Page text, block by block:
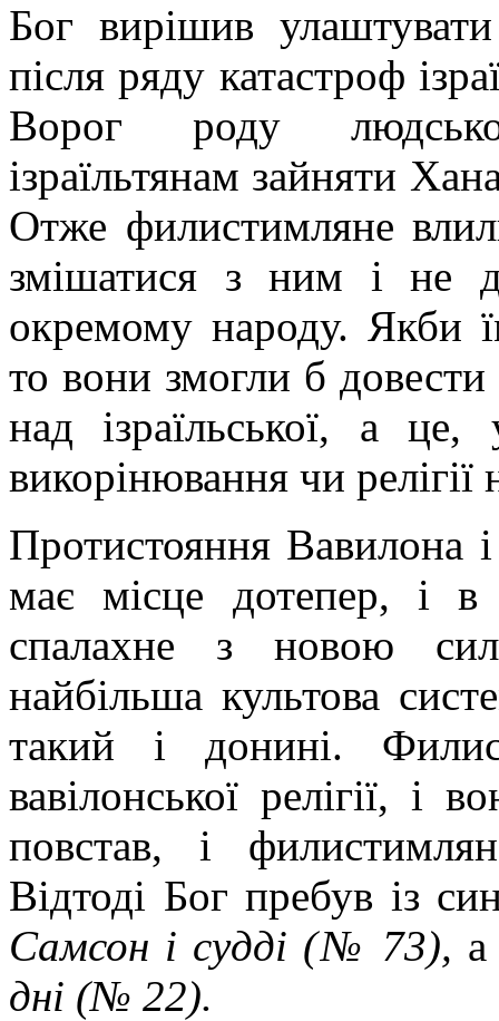
Бог вирішив
після ряду катастроф
Ворог роду
ізраїльтянам зайняти
Отже филистимляне
змішатися з ним і не
окремому народу. Якби
то вони змогли б довести
над ізраїльської, а
викорінювання чи
Протистояння Вавилона
має місце дотепер, і
спалахне з новою
найбільша культова
такий і донині.
вавілонської релігії, і
повстав, і
Відтоді Бог пребув із
Самсон і судді (№ 73),
дні (№ 22).